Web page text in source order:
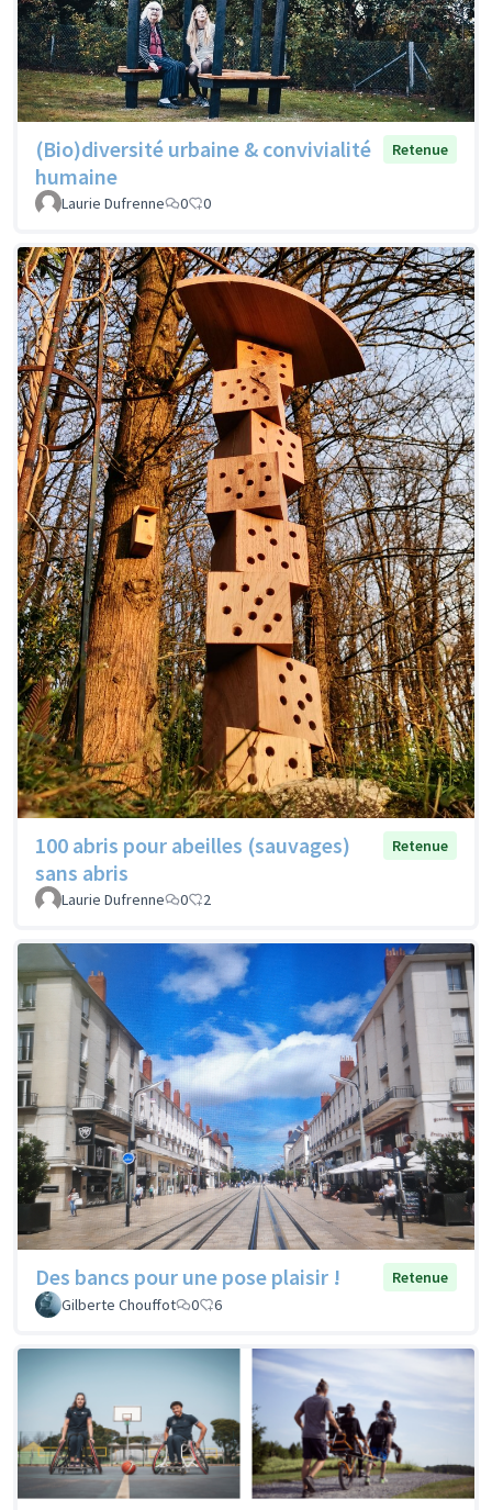
(Bio)diversité urbaine & convivialité
humaine
Retenue
Laurie Dufrenne 0 0
100 abris pour abeilles (sauvages)
sans abris
Retenue
Laurie Dufrenne 0 2
Des bancs pour une pose plaisir !
Retenue
Gilberte Chouffot
0 6